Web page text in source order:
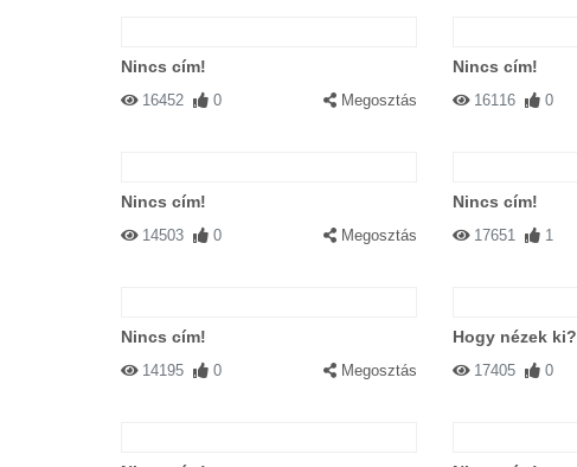
Nincs cím!
16452 0 Megosztás
Nincs cím!
16116 0
Nincs cím!
14503 0 Megosztás
Nincs cím!
17651 1
Nincs cím!
14195 0 Megosztás
Hogy nézek ki?
17405 0